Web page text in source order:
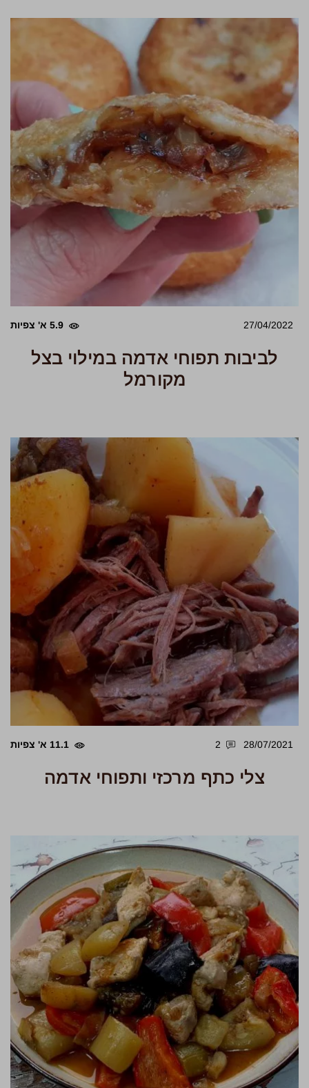
27/04/2022 5.9 א' צפיות
לביבות תפוחי אדמה במילוי בצל
מקורמל
28/07/2021
2 11.1 א' צפיות
צלי כתף מרכזי ותפוחי אדמה